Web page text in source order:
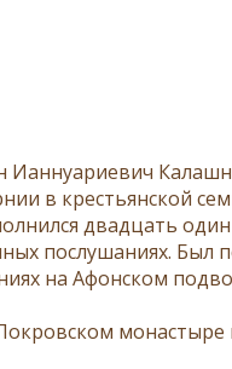
в крестьянской
двадцать один
послушаниях.
на Афонском